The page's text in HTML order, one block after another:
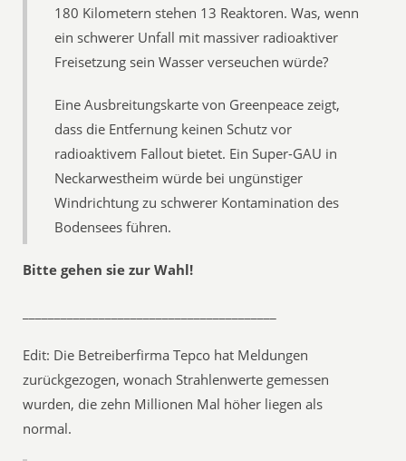
180 Kilometern stehen 13 Reaktoren. Was, wenn
ein schwerer Unfall mit massiver radioaktiver
Freisetzung sein Wasser verseuchen würde?
Eine Ausbreitungskarte von Greenpeace zeigt,
dass die Entfernung keinen Schutz vor
radioaktivem Fallout bietet. Ein Super-GAU in
Neckarwestheim würde bei ungünstiger
Windrichtung zu schwerer Kontamination des
Bodensees führen.
Bitte gehen sie zur Wahl!
Edit: Die Betreiberfirma Tepco hat Meldungen
zurückgezogen, wonach Strahlenwerte gemessen
wurden, die zehn Millionen Mal höher liegen als
normal.